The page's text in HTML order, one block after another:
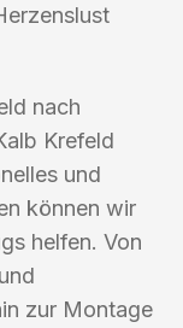
nach
Krefeld
und
können wir
helfen. Von
zur Montage